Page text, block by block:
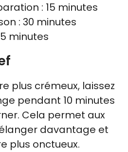
: 15 minutes
: 30 minutes
minutes
plus crémeux, laissez
pendant 10 minutes
Cela permet aux
davantage et
plus onctueux.